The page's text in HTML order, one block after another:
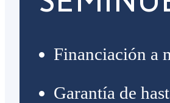
Financiación a
Garantía de